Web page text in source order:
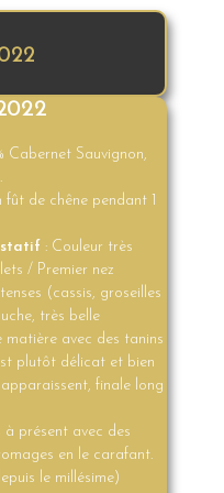
Cabernet Sauvignon,
fût de chêne pendant 1
: Couleur très
/ Premier nez
(cassis, groseilles
très belle
matière avec des tanins
plutôt délicat et bien
finale long
à présent avec des
en le carafant.
le millésime)